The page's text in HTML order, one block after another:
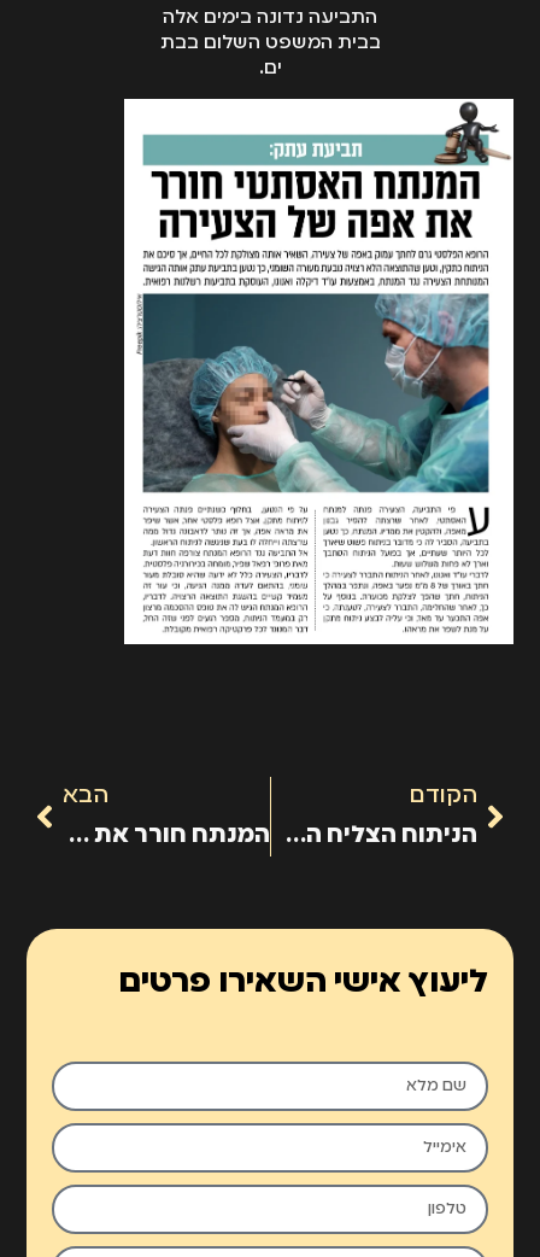
התביעה נדונה בימים אלה
בבית המשפט השלום בבת
ים.
הקודם
הניתוח הצליח החולה סובל
הבא
המנתח חורר את אפה של המנותחת וצילק אותה
ליעוץ אישי השאירו פרטים